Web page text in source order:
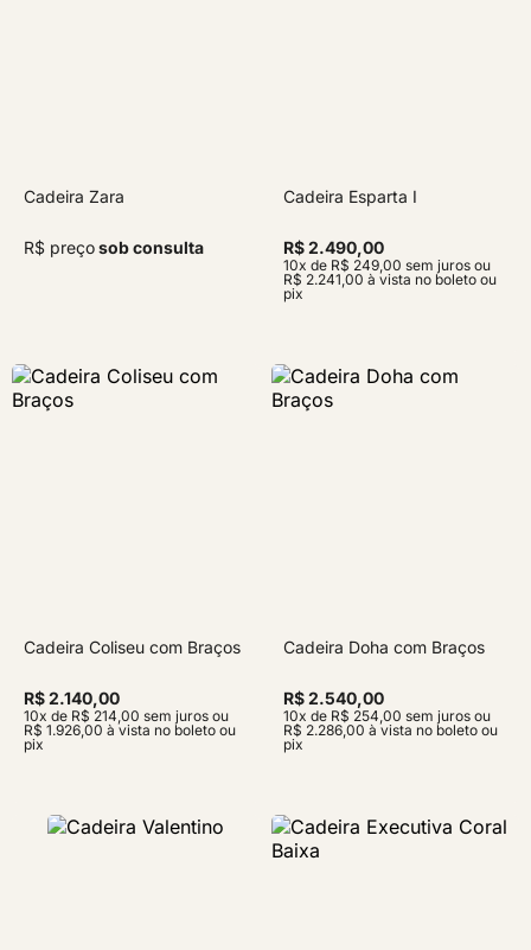
Cadeira Zara
R$ preçosob consulta
Cadeira Esparta I
R$ 2.490,00
10x de R$ 249,00 sem juros ou
R$ 2.241,00 à vista no boleto ou
pix
Cadeira Coliseu com Braços
R$ 2.140,00
10x de R$ 214,00 sem juros ou
R$ 1.926,00 à vista no boleto ou
pix
Cadeira Doha com Braços
R$ 2.540,00
10x de R$ 254,00 sem juros ou
R$ 2.286,00 à vista no boleto ou
pix